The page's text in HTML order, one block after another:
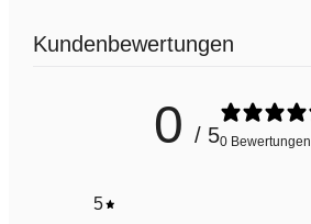
Kundenbewertungen
0 / 50 Bewertungen
5